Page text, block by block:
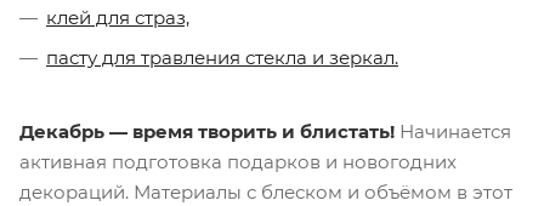
клей для страз,
пасту для травления стекла и зеркал.
Декабрь — время творить и блистать! Начинается
активная подготовка подарков и новогодних
декораций. Материалы с блеском и объёмом в этот